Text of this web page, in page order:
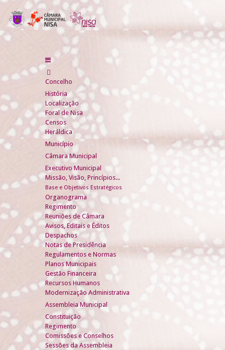
Concelho
História
Localização
Foral de Nisa
Censos
Heráldica
Município
Câmara Municipal
Executivo Municipal
Missão, Visão, Princípios...
Base e Objetivos Estratégicos
Organograma
Regimento
Reuniões de Câmara
Avisos, Editais e Éditos
Despachos
Notas de Presidência
Regulamentos e Normas
Planos Municipais
Gestão Financeira
Recursos Humanos
Modernização Administrativa
Assembleia Municipal
Constituição
Regimento
Comissões e Conselhos
Sessões da Assembleia